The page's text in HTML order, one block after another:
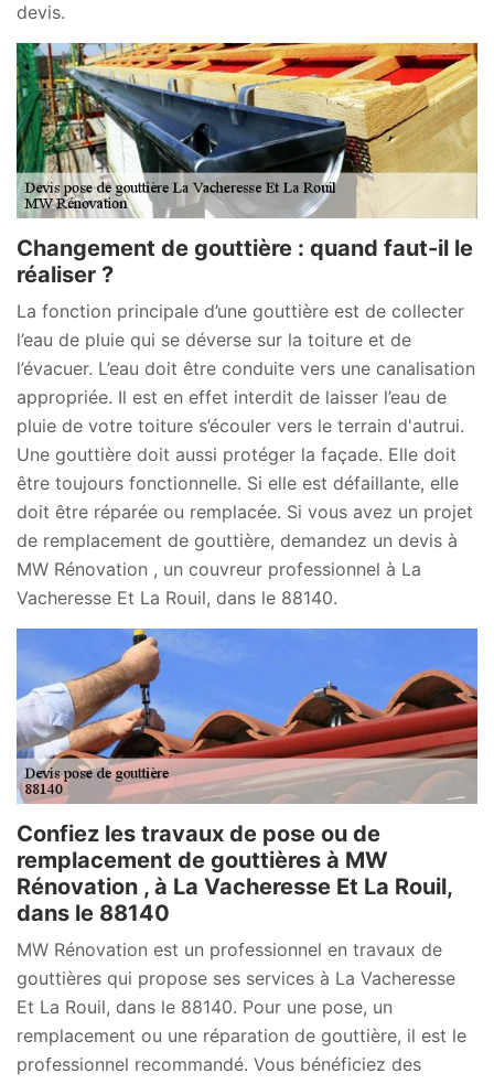
devis.
Changement de gouttière : quand faut-il le
réaliser ?
La fonction principale d’une gouttière est de collecter
l’eau de pluie qui se déverse sur la toiture et de
l’évacuer. L’eau doit être conduite vers une canalisation
appropriée. Il est en effet interdit de laisser l’eau de
pluie de votre toiture s’écouler vers le terrain d'autrui.
Une gouttière doit aussi protéger la façade. Elle doit
être toujours fonctionnelle. Si elle est défaillante, elle
doit être réparée ou remplacée. Si vous avez un projet
de remplacement de gouttière, demandez un devis à
MW Rénovation , un couvreur professionnel à La
Vacheresse Et La Rouil, dans le 88140.
Confiez les travaux de pose ou de
remplacement de gouttières à MW
Rénovation , à La Vacheresse Et La Rouil,
dans le 88140
MW Rénovation est un professionnel en travaux de
gouttières qui propose ses services à La Vacheresse
Et La Rouil, dans le 88140. Pour une pose, un
remplacement ou une réparation de gouttière, il est le
professionnel recommandé. Vous bénéficiez des